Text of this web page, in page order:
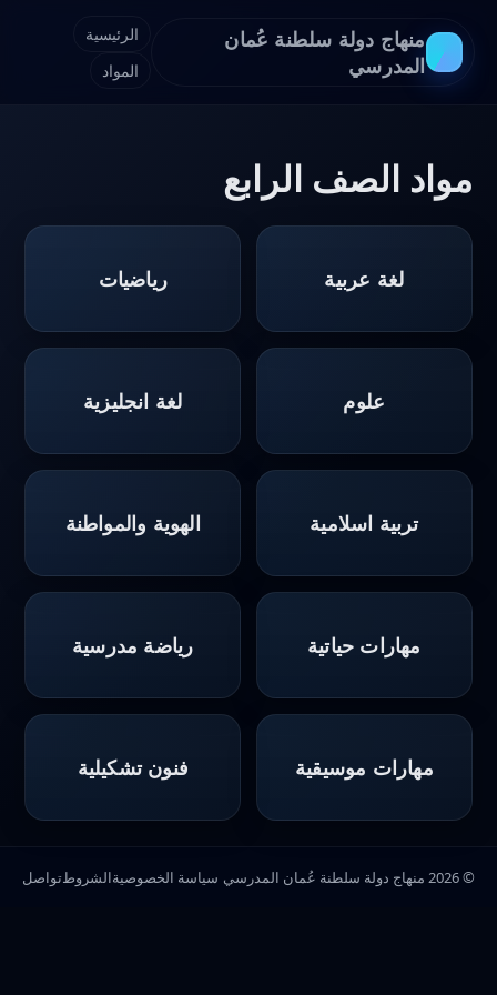
منهاج دولة سلطنة عُمان
المدرسي
الرئيسية
المواد
مواد الصف الرابع
لغة عربية رياضيات
علوم لغة انجليزية
تربية اسلامية الهوية والمواطنة
مهارات حياتية رياضة مدرسية
مهارات موسيقية فنون تشكيلية
© 2026 منهاج دولة سلطنة عُمان المدرسي سياسة الخصوصيةالشروطتواصل